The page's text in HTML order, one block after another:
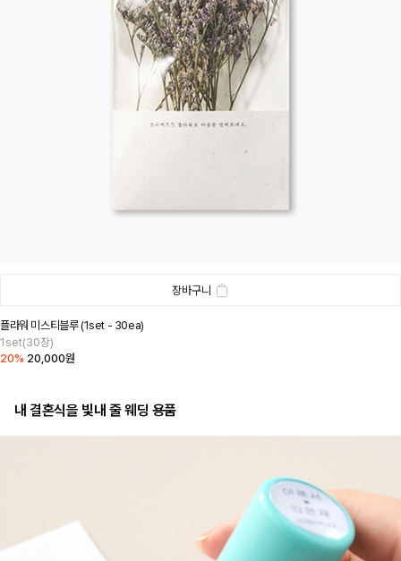
장바구니
플라워 미스티블루 (1set - 30ea)
1set(30장)
20% 20,000원
내 결혼식을 빛내 줄 웨딩 용품